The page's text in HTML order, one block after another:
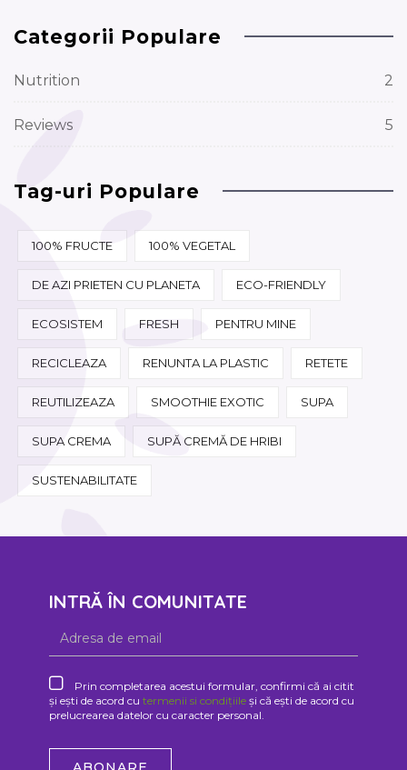
Categorii Populare
Nutrition 2
Reviews 5
Tag-uri Populare
100% FRUCTE 100% VEGETAL
DE AZI PRIETEN CU PLANETA ECO-FRIENDLY
ECOSISTEM FRESH PENTRU MINE
RECICLEAZA RENUNTA LA PLASTIC RETETE
REUTILIZEAZA SMOOTHIE EXOTIC SUPA
SUPA CREMA SUPĂ CREMĂ DE HRIBI
SUSTENABILITATE
INTRĂ ÎN COMUNITATE
Prin completarea acestui formular, confirmi că ai citit
și ești de acord cu termenii si condițiile și că ești de acord cu
prelucrearea datelor cu caracter personal.